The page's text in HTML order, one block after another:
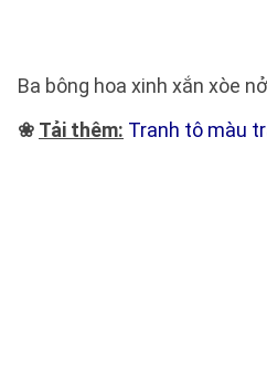
Ba bông hoa xinh xắn xòe
❀ Tải thêm: Tranh tô màu